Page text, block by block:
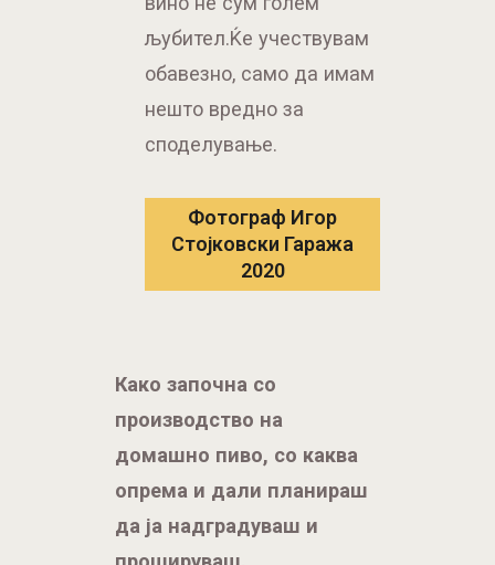
Фотограф Игор
Стојковски Гаража
Како започна со
производство на
да ја надградуваш и
прошируваш.